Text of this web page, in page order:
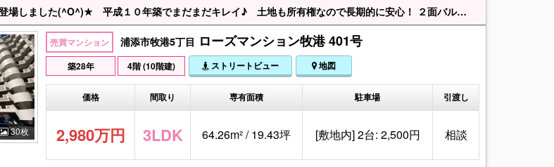
★ＮＥＷ・お手頃価格で登場しました(^O^)★ 平成１０年築でまだまだキレイ♪ 土地も所有権なので長期的に安心！ ２面バルコニーで採光・通風良し(*^^)v 管理体制もばっちり！お掃除も行き届いてますよ♪ 国道５８号線も西海岸道路もアクセス良し〇 （現時点売主様居住中につき、ご内覧希望の際は事前にお問合せ頂くようお願い申し上げます）
30枚
売買マンション 浦添市牧港5丁目 ローズマンション牧港 401号
築28年 4階 (10階建) ストリートビュー 地図
価格 間取り 専有面積 駐車場 引渡し
2,980万円 3LDK 64.26m² / 19.43坪 [敷地内] 2台: 2,500円 相談